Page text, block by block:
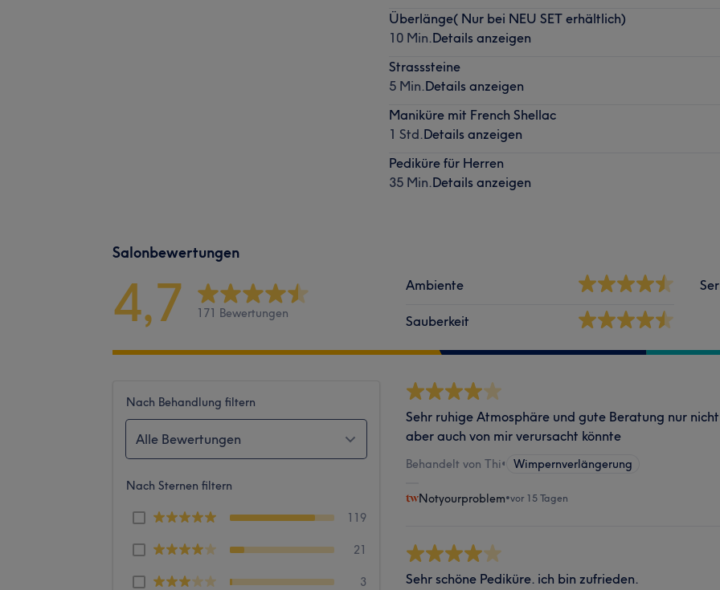
Überlänge( Nur bei NEU SET erhältlich)
10 Min.Details anzeigen
Strasssteine
5 Min.Details anzeigen
Maniküre mit French Shellac
1 Std.Details anzeigen
Pediküre für Herren
35 Min.Details anzeigen
Salonbewertungen
4,7 171 Bewertungen
Ambiente
Sauberkeit
Nach Behandlung filtern
Alle Bewertungen
Nach Sternen filtern
119
21
3
Sehr ruhige Atmosphäre und gute Beratung nur
aber auch von mir verursacht könnte
Behandelt von Thi• Wimpernverlängerung
Notyourproblem•vor 15 Tagen
Sehr schöne Pediküre. ich bin zufrieden.